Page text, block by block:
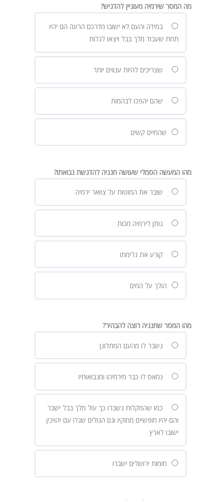
מה המסר שירמיה מעוניין להדגיש?
במידה והעם לא ישובו מדרכם הרעה הם יהיו
תחת שעבוד מלך בבל ויצאו לגלות
שצריכים להיות ענווים יותר
שהם יהפכו לבהמות
שהחיים קשים
מהו המעשה הסמלי שעושה חנניה להדגשת נבואתו?
שובר את המוטות על צוואר ירמיה
נותן לירמיה מכות
קורע את גלימתו
הולך על המים
מהו המסר שחנניה רוצה להבהיר?
נשבר לו מהעם המתלונן
נמאס לו כבר מירמיהו ומנבואותיו
כמו שהמקלות נשברו כך עול מלך בבל ישבר
והם יהיו חופשיים מחוקיו וגם הגולים שגלו עם יהויכין
ישובו לארץ
חומות ירושלים ישברו